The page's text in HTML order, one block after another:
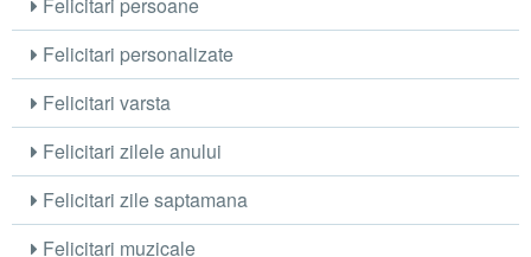
Felicitari personalizate
Felicitari varsta
Felicitari zilele anului
Felicitari zile saptamana
Felicitari muzicale